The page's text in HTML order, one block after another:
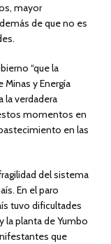
mayor
de que no es
“que la
y Energía
la verdadera
momentos en
en las
del sistema
En el paro
tuvo dificultades
la planta de Yumbo
que